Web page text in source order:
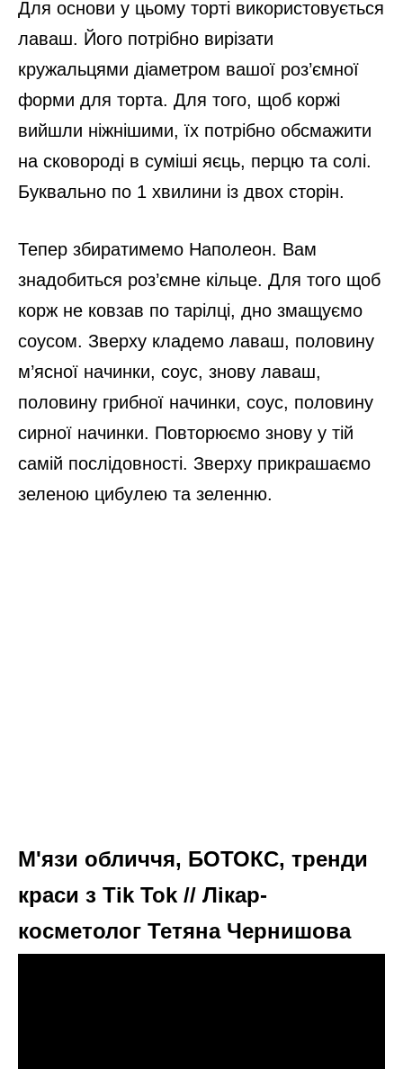
Для основи у цьому торті використовується
лаваш. Його потрібно вирізати
кружальцями діаметром вашої роз’ємної
форми для торта. Для того, щоб коржі
вийшли ніжнішими, їх потрібно обсмажити
на сковороді в суміші яєць, перцю та солі.
Буквально по 1 хвилини із двох сторін.
Тепер збиратимемо Наполеон. Вам
знадобиться роз’ємне кільце. Для того щоб
корж не ковзав по тарілці, дно змащуємо
соусом. Зверху кладемо лаваш, половину
м’ясної начинки, соус, знову лаваш,
половину грибної начинки, соус, половину
сирної начинки. Повторюємо знову у тій
самій послідовності. Зверху прикрашаємо
зеленою цибулею та зеленню.
М'язи обличчя, БОТОКС, тренди
краси з Tik Tok // Лікар-
косметолог Тетяна Чернишова